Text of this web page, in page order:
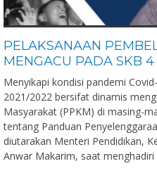
PELAKSANAAN
MENGACU PADA SKB
Menyikapi kondisi pandemi
2021/2022 bersifat dinamis
Masyarakat (PPKM) di masing-
tentang Panduan
diutarakan Menteri Pendidikan,
Anwar Makarim, saat